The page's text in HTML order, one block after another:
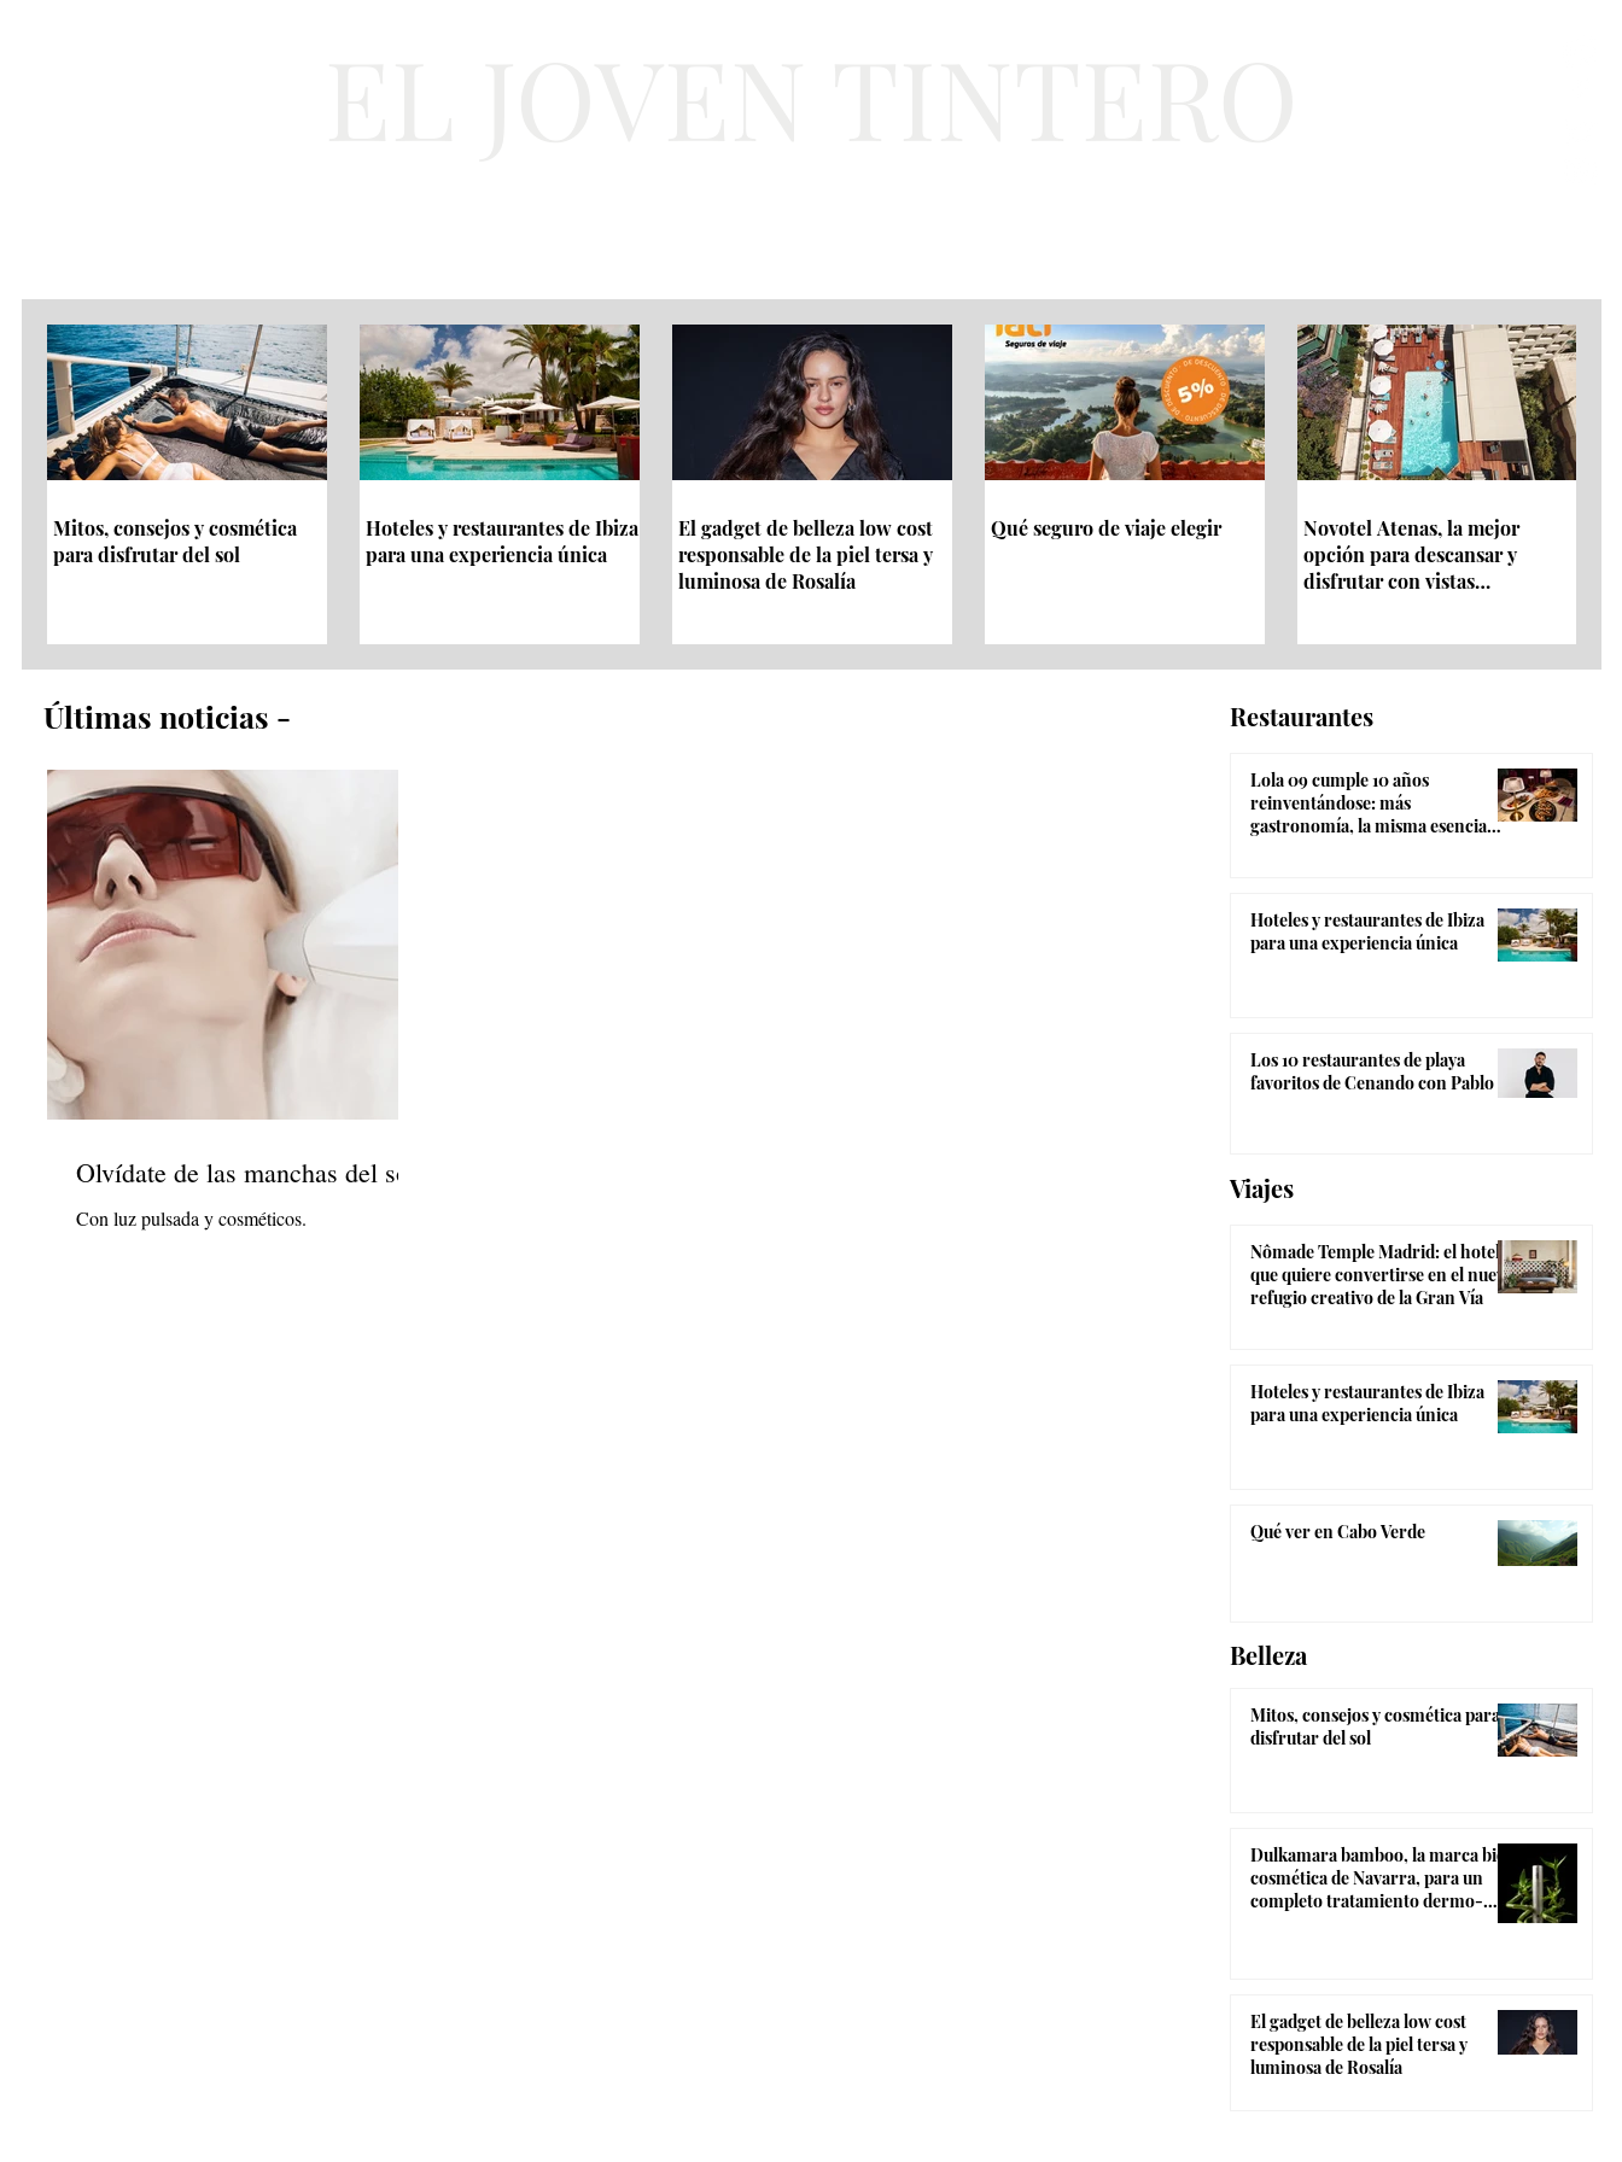
Mitos, consejos y cosmética
para disfrutar del sol
Hoteles y restaurantes de Ibiza
para una experiencia única
El gadget de belleza low cost
responsable de la piel tersa y
luminosa de Rosalía
Qué seguro de viaje elegir
Novotel Atenas, la mejor
opción para descansar y
disfrutar con vistas
​Últimas noticias​ -
Olvídate de las manchas del sol
Con luz pulsada y cosméticos.
Restaurantes
Lola 09 cumple 10 años
reinventándose: más
gastronomía, la misma esencia
Hoteles y restaurantes de Ibiza
para una experiencia única
Los 10 restaurantes de playa
favoritos de Cenando con Pablo
Viajes
Nômade Temple Madrid: el hotel
que quiere convertirse en el nuevo
refugio creativo de la Gran Vía
Hoteles y restaurantes de Ibiza
para una experiencia única
Qué ver en Cabo Verde
Belleza
Mitos, consejos y cosmética para
disfrutar del sol
Dulkamara bamboo, la marca bio-
cosmética de Navarra, para un
completo tratamiento dermo-
El gadget de belleza low cost
responsable de la piel tersa y
luminosa de Rosalía